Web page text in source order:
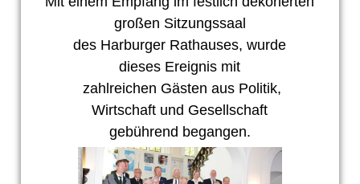
großen Sitzungssaal
des Harburger Rathauses, wurde
dieses Ereignis mit
zahlreichen Gästen aus Politik,
Wirtschaft und Gesellschaft
gebührend begangen.